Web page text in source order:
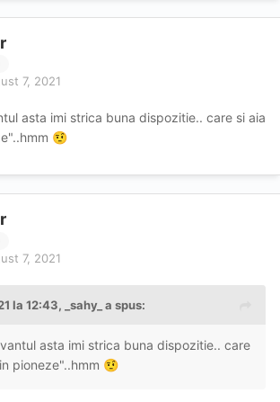
7, 2021
asta imi strica buna dispozitie.. care si aia
🤨
7, 2021
la 12:43, _sahy_ a spus:
asta imi strica buna dispozitie.. care
pioneze"..hmm 🤨